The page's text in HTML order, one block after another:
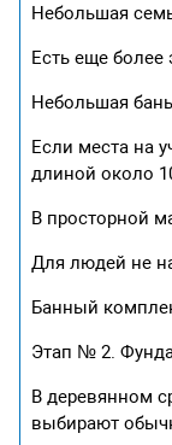
Небольшая
Есть еще более
Небольшая
Если места на
длиной около
В просторной
Для людей не
Банный
Этап № 2.
В деревянном
выбирают